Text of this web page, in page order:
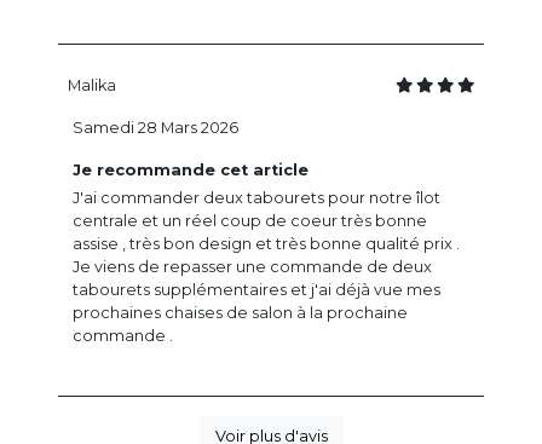
Malika
Je recommande cet article
J'ai commander deux tabourets pour notre îlot
centrale et un réel coup de coeur très bonne
assise , très bon design et très bonne qualité prix .
Je viens de repasser une commande de deux
tabourets supplémentaires et j'ai déjà vue mes
prochaines chaises de salon à la prochaine
commande .
Samedi 28 Mars 2026
Voir plus d'avis